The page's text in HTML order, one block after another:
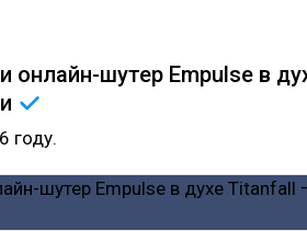
онлайн-шутер Empulse в
году.